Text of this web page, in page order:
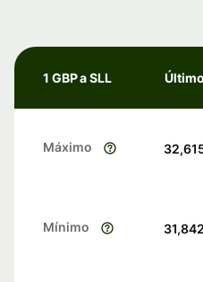
1 GBP a SLL
Máximo
Mínimo